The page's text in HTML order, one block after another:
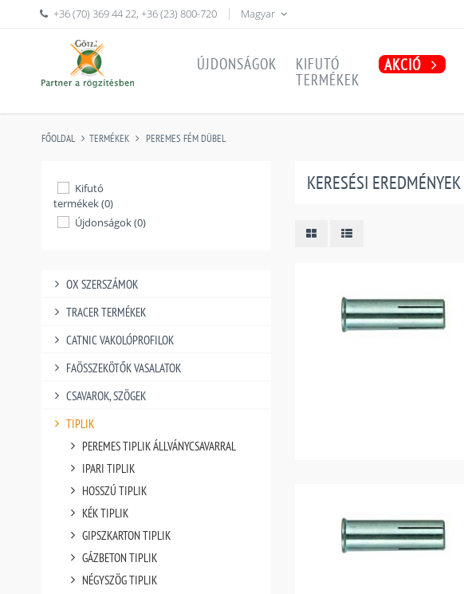
+36 (70) 369 44 22,+36 (23) 800-720 Magyar
ÚJDONSÁGOK
KIFUTÓ
TERMÉKEK
AKCIÓ
FŐOLDAL TERMÉKEK PEREMES FÉM DÜBEL
Kifutó
termékek (0)
Újdonságok (0)
OX SZERSZÁMOK
TRACER TERMÉKEK
CATNIC VAKOLÓPROFILOK
FAÖSSZEKÖTŐK VASALATOK
CSAVAROK, SZÖGEK
TIPLIK
PEREMES TIPLIK ÁLLVÁNYCSAVARRAL
IPARI TIPLIK
HOSSZÚ TIPLIK
KÉK TIPLIK
GIPSZKARTON TIPLIK
GÁZBETON TIPLIK
NÉGYSZÖG TIPLIK
KERESÉSI EREDMÉNYEK